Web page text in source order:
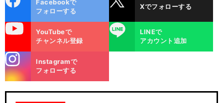
ok
Facebookで
フォローする
Xでフォローする
YouTubeで
チャンネル登録
LINE
LINEで
アカウント追加
m
Instagramで
フォローする